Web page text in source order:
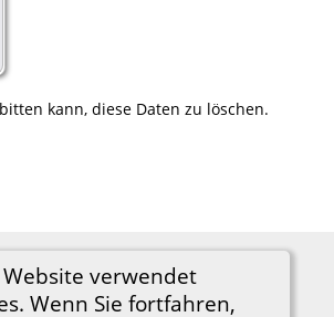
Website verwendet
Wenn Sie fortfahren,
kann, diese Daten zu löschen.